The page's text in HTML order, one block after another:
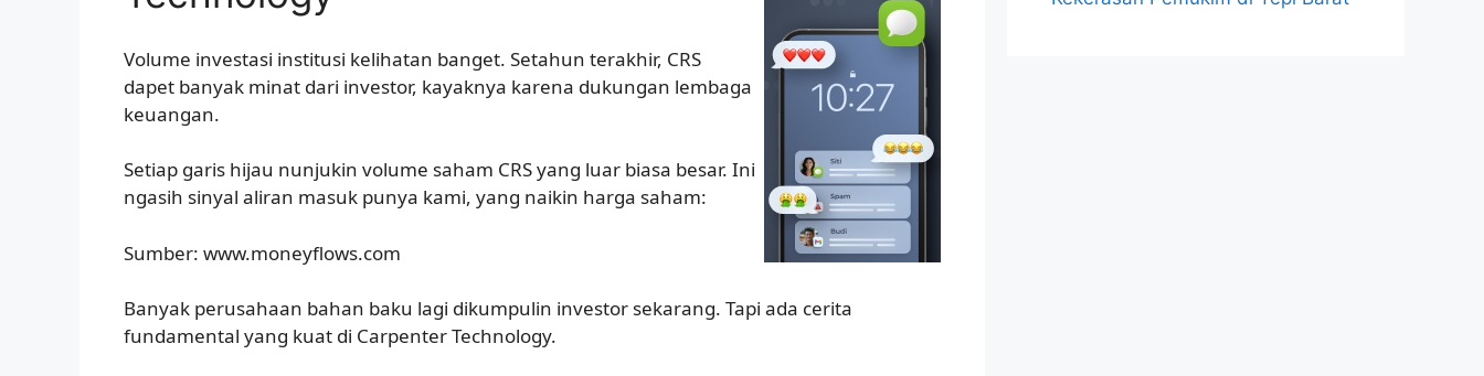
Volume investasi institusi kelihatan banget. Setahun terakhir, CRS
dapet banyak minat dari investor, kayaknya karena dukungan lembaga
keuangan.
Setiap garis hijau nunjukin volume saham CRS yang luar biasa besar. Ini
ngasih sinyal aliran masuk punya kami, yang naikin harga saham:
Sumber: www.moneyflows.com
Banyak perusahaan bahan baku lagi dikumpulin investor sekarang. Tapi ada cerita
fundamental yang kuat di Carpenter Technology.